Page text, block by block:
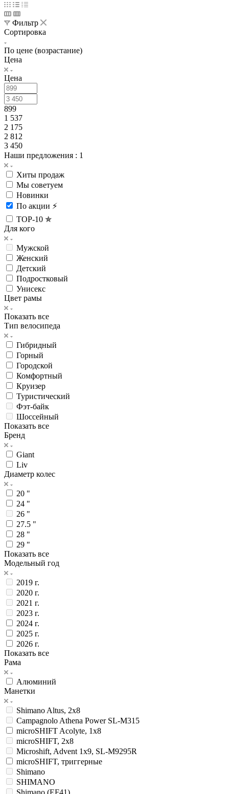
Фильтр
Сортировка
По цене (возрастание)
Цена
Цена
899
1 537
2 175
2 812
3 450
Наши предложения : 1
Хиты продаж
Мы советуем
Новинки
По акции ⚡
TOP-10 ✯
Для кого
Мужской
Женский
Детский
Подростковый
Унисекс
Цвет рамы
Показать все
Тип велосипеда
Гибридный
Горный
Городской
Комфортный
Круизер
Туристический
Фэт-байк
Шоссейный
Показать все
Бренд
Giant
Liv
Диаметр колес
20 "
24 "
26 "
27.5 "
28 "
29 "
Показать все
Модельный год
2019 г.
2020 г.
2021 г.
2023 г.
2024 г.
2025 г.
2026 г.
Показать все
Рама
Алюминий
Манетки
Shimano Altus, 2x8
Campagnolo Athena Power SL-M315
microSHIFT Acolyte, 1x8
microSHIFT, 2x8
Microshift, Advent 1x9, SL-M9295R
microSHIFT, триггерные
Shimano
SHIMANO
Shimano (EF41)